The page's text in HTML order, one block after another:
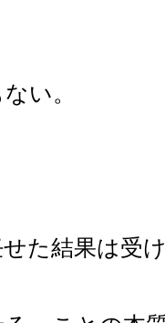
い。
た結果は受